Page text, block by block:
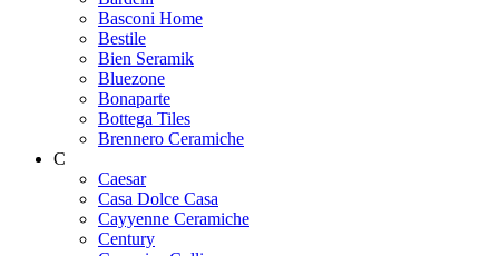
Basconi Home
Bestile
Bien Seramik
Bluezone
Bonaparte
Bottega Tiles
Brennero Ceramiche
C
Caesar
Casa Dolce Casa
Cayyenne Ceramiche
Century